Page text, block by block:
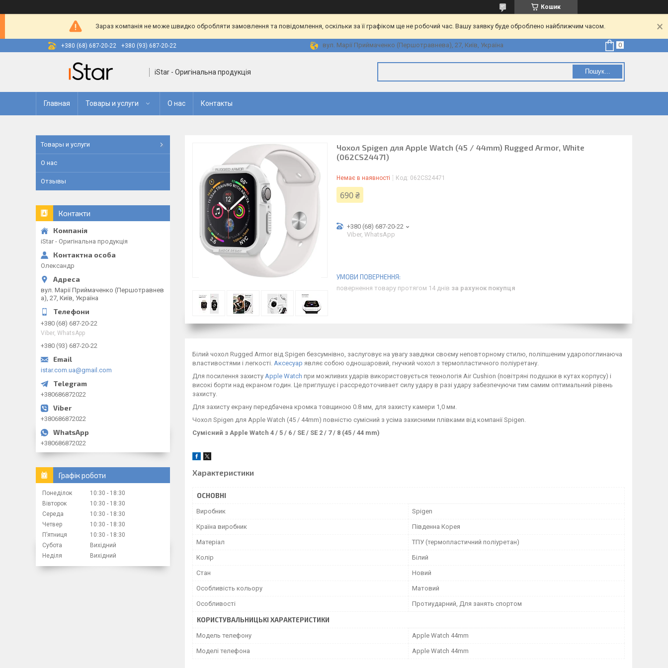
Кошик
Зараз компанія не може швидко обробляти замовлення та повідомлення, оскільки за її графіком ще не робочий час. Вашу заявку буде оброблено найближчим часом.
+380 (68) 687-20-22 +380 (93) 687-20-22 вул. Марії Приймаченко (Першотравнева), 27, Київ, Україна
iStar - Оригінальна продукція Пошук...
Главная Товары и услуги О нас Контакты
Чохол Spigen для Apple Watch (45 / 44mm) Rugged Armor, White
(062CS24471)
Немає в наявності Код: 062CS24471
690 ₴
+380 (68) 687-20-22
Viber, WhatsApp
повернення товару протягом 14 днів за рахунок покупця
Білий чохол Rugged Armor від Spigen безсумнівно, заслуговує на увагу завдяки своєму неповторному стилю, поліпшеним ударопоглинаюча
властивостями і легкості. Аксесуар являє собою одношаровий, гнучкий чохол з термопластичного поліуретану.
Для посилення захисту Apple Watch при можливих ударів використовується технологія Air Cushion (повітряні подушки в кутах корпусу) і
високі борти над екраном годин. Це приглушує і рассредоточивает силу удару в разі удару забезпечуючи тим самим оптимальний рівень
захисту.
Для захисту екрану передбачена кромка товщиною 0.8 мм, для захисту камери 1,0 мм.
Чохол Spigen для Apple Watch (45 / 44mm) повністю сумісний з усіма захисними плівками від компанії Spigen.
Сумісний з Apple Watch 4 / 5 / 6 / SE / SE 2 / 7 / 8 (45 / 44 mm)
Характеристики
ОСНОВНІ
Виробник Spigen
Країна виробник Південна Корея
Матеріал ТПУ (термопластичний поліуретан)
Колір Білий
Стан Новий
Особливість кольору Матовий
Особливості Протиударний, Для занять спортом
КОРИСТУВАЛЬНИЦЬКІ ХАРАКТЕРИСТИКИ
Модель телефону Apple Watch 44mm
Моделі телефона Apple Watch 44mm
Товары и услуги
О нас
Отзывы
Контакти
iStar - Оригінальна продукція
Олександр
вул. Марії Приймаченко (Першотравнев
а), 27, Київ, Україна
+380 (68) 687-20-22
Viber, WhatsApp
+380 (93) 687-20-22
istar.com.ua@gmail.com
+380686872022
+380686872022
+380686872022
Графік роботи
Понеділок 10:30
18:30
Вівторок
10:30
18:30
Середа
10:30
18:30
Четвер
10:30
18:30
Пʼятниця
10:30
18:30
Субота
Вихідний
Неділя
Вихідний